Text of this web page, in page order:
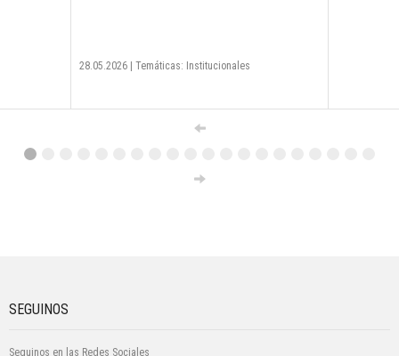
28.05.2026 | Temáticas: Institucionales
SEGUINOS
Seguinos en las Redes Sociales